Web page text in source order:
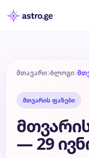
დღის
კვირის
მთავარი ბლოგი
მთვარის ფაზები
— 29